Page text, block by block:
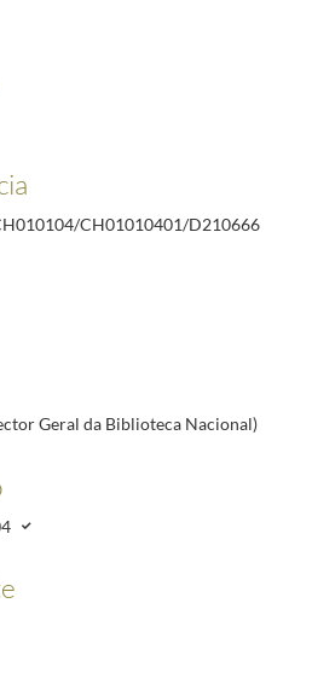
Portela (Primeiro Tenente da Armada)
do Carmo Pereira (Jornalista, Chefe de
de Araújo (Jornalista)
Faria e Silva (General, Diretor do Colégio Militar)
CH01010401/D210666
Geral da Biblioteca Nacional)